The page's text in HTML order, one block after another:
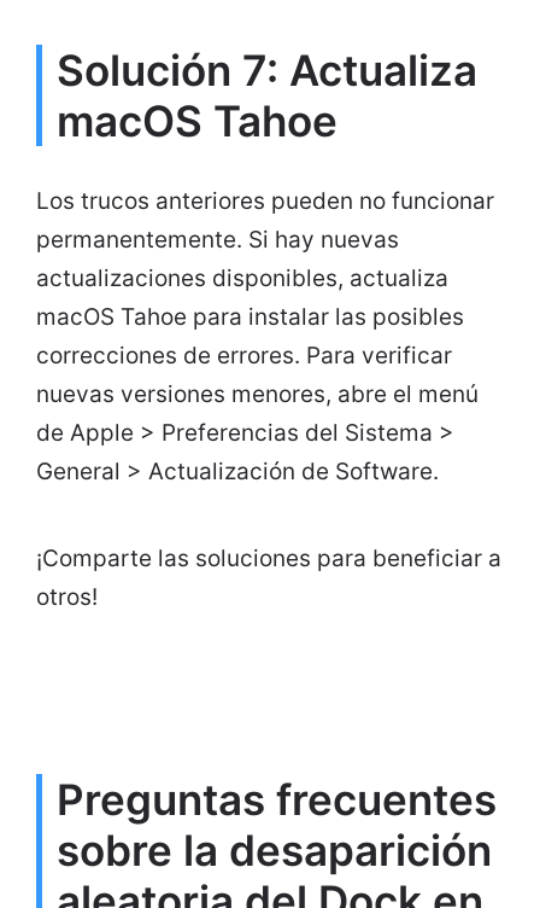
Solución 7: Actualiza
macOS Tahoe
Los trucos anteriores pueden no funcionar
permanentemente. Si hay nuevas
actualizaciones disponibles, actualiza
macOS Tahoe para instalar las posibles
correcciones de errores. Para verificar
nuevas versiones menores, abre el menú
de Apple > Preferencias del Sistema >
General > Actualización de Software.
¡Comparte las soluciones para beneficiar a
otros!
Preguntas frecuentes
sobre la desaparición